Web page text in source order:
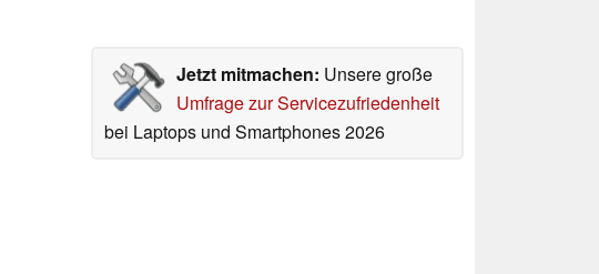
Jetzt mitmachen: Unsere große
Umfrage zur Servicezufriedenheit
bei Laptops und Smartphones 2026